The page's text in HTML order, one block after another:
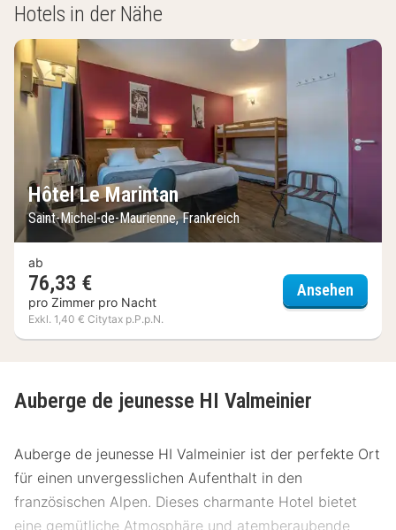
Hotels in der Nähe
Hôtel Le Marintan
Saint-Michel-de-Maurienne, Frankreich
ab
76,33 €
pro Zimmer pro Nacht
Exkl. 1,40 € Citytax p.P.p.N.
Ansehen
Auberge de jeunesse HI Valmeinier
Auberge de jeunesse HI Valmeinier ist der perfekte Ort
für einen unvergesslichen Aufenthalt in den
französischen Alpen. Dieses charmante Hotel bietet
eine gemütliche Atmosphäre und atemberaubende